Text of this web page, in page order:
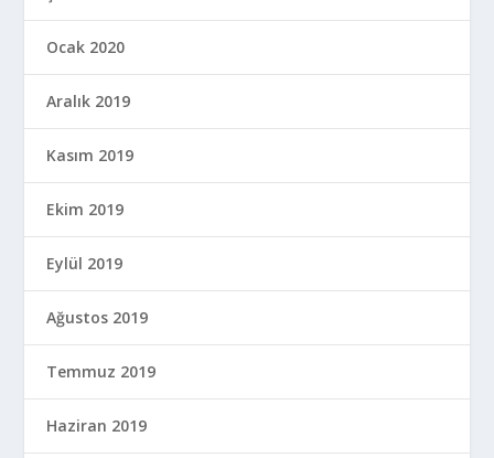
Ocak 2020
Aralık 2019
Kasım 2019
Ekim 2019
Eylül 2019
Ağustos 2019
Temmuz 2019
Haziran 2019